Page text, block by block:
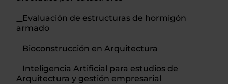
Evaluación de estructuras de hormigón
armado
Bioconstrucción en Arquitectura
Inteligencia Artificial para estudios de
Arquitectura y gestión empresarial